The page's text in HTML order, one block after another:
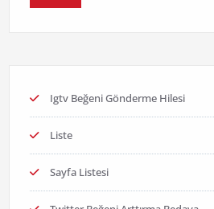
Igtv Beğeni Gönderme Hilesi
Liste
Sayfa Listesi